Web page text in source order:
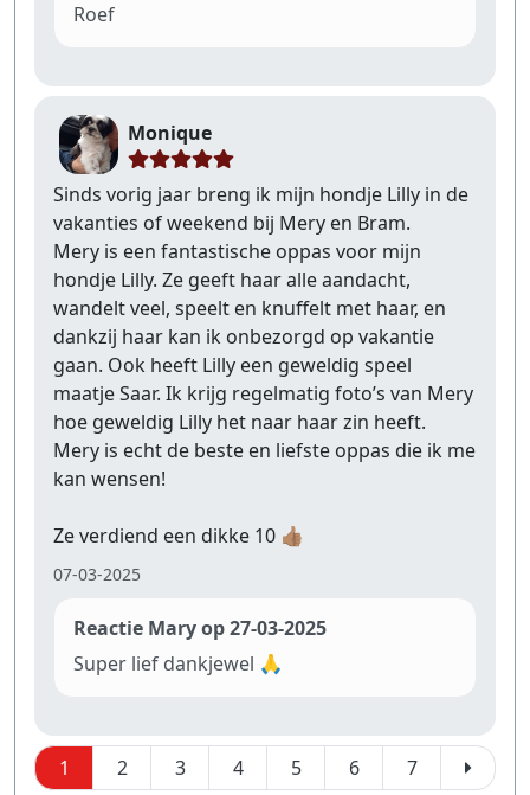
Roef
Monique
Sinds vorig jaar breng ik mijn hondje Lilly in de
vakanties of weekend bij Mery en Bram.
Mery is een fantastische oppas voor mijn
hondje Lilly. Ze geeft haar alle aandacht,
wandelt veel, speelt en knuffelt met haar, en
dankzij haar kan ik onbezorgd op vakantie
gaan. Ook heeft Lilly een geweldig speel
maatje Saar. Ik krijg regelmatig foto’s van Mery
hoe geweldig Lilly het naar haar zin heeft.
Mery is echt de beste en liefste oppas die ik me
kan wensen!
Ze verdiend een dikke 10 👍🏽
07-03-2025
Reactie Mary op 27-03-2025
Super lief dankjewel 🙏
1 2 3 4 5 6 7